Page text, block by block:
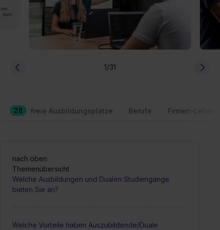
Mehr
1/31
28 freie Ausbildungsplätze Berufe Firmen-
nach oben
Themenübersicht
Welche Ausbildungen und Dualen Studiengänge
bieten Sie an?
Welche Vorteile haben Auszubildende/Duale